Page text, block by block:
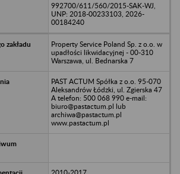
992700/611/560/2015-SAK-WJ,
UNP: 2018-00233103, 2026-
00184240
Property Service Poland Sp. z o.o. w
upadłości likwidacyjnej - 00-310
Warszawa, ul. Bednarska 7
PAST ACTUM Spółka z o.o. 95-070
Aleksandrów Łódzki, ul. Zgierska 47
A telefon: 500 068 990 e-mail:
biuro@pastactum.pl lub
archiwa@pastactum.pl
www.pastactum.pl